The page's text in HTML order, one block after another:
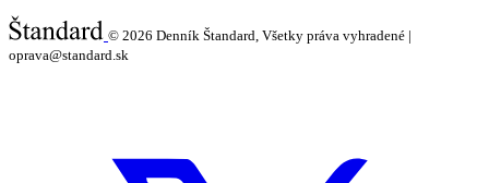
© 2026 Denník Štandard, Všetky práva vyhradené |
oprava@standard.sk